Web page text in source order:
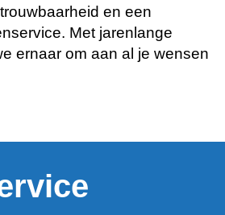
en een
Met jarenlange
ernaar om aan al je wensen